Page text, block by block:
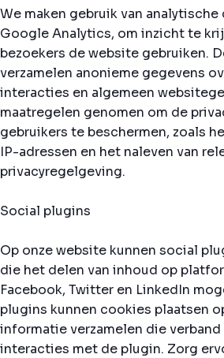
We maken gebruik van analytische
Google Analytics, om inzicht te
bezoekers de website gebruiken.
verzamelen anonieme gegevens
interacties en algemeen
maatregelen genomen om de
gebruikers te beschermen, zoals
IP-adressen en het naleven van
privacyregelgeving.
Social plugins
Op onze website kunnen social
die het delen van inhoud op
Facebook, Twitter en LinkedIn
plugins kunnen cookies plaatsen
informatie verzamelen die
interacties met de plugin. Zorg